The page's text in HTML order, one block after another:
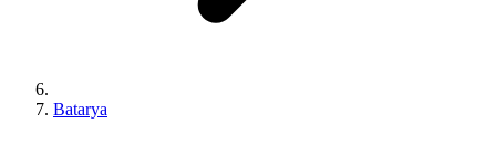
Batarya